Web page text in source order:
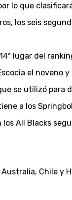
lo que
los seis
lugar del
el noveno y
se utilizó para
a los
los All Blacks
Chile y